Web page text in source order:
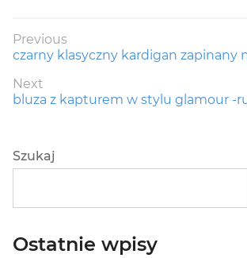
Nawigacja
wpisu
Previous
Previous
czarny klasyczny kardigan zapinany
Next
Next
bluza z kapturem w stylu glamour -
Szukaj
Ostatnie wpisy